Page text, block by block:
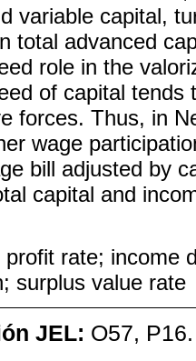
variable capital,
total advanced
role in the
of capital tends
forces. Thus, in
wage
bill adjusted by
capital and
profit rate; income
surplus value rate
JEL: O57, P16.